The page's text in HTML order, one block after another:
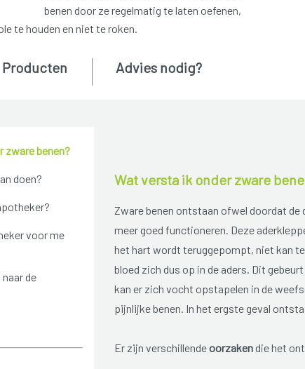
benen door ze regelmatig te laten oefenen,
te houden en niet te roken.
zware benen?
doen?
voor me
de
Producten Advies nodig?
Wat versta ik onder zware
Zware benen ontstaan ofwel doordat de
meer goed functioneren. Deze
het hart wordt teruggepompt, niet kan
bloed zich dus op in de aders. Dit
kan er zich vocht opstapelen in de
pijnlijke benen. In het ergste geval
Er zijn verschillendeoorzakendie het